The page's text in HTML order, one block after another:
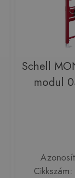
Schell
modul